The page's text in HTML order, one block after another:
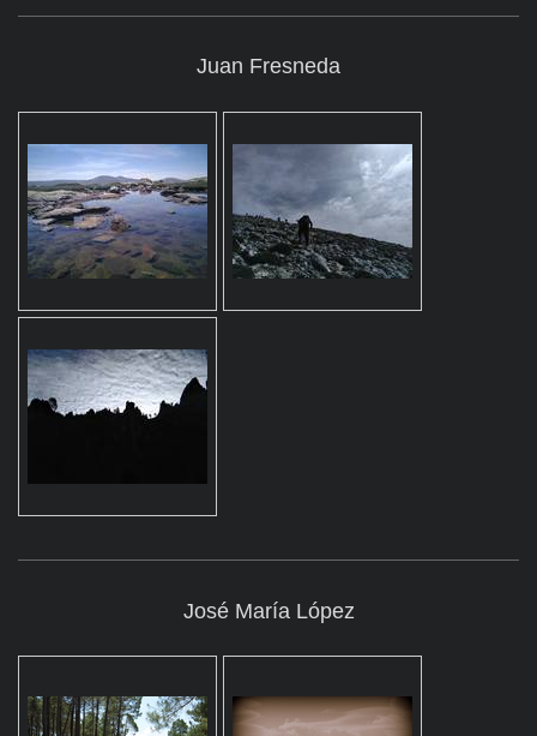
Juan Fresneda
José María López